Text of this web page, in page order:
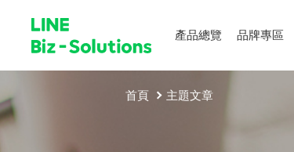
產品總覽 品牌專區
首頁 主題文章